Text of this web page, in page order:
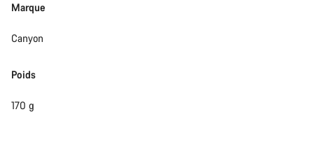
Marque
Canyon
Poids
170 g